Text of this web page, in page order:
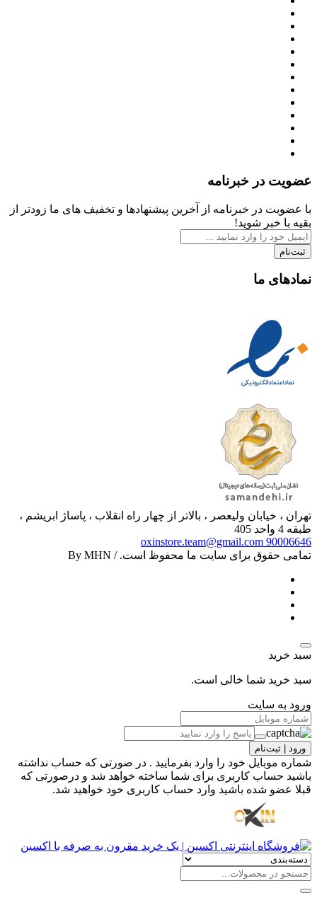
عضویت در خبرنامه
با عضویت در خبرنامه از آخرین پیشنهادها و تخفیف های ما زودتر از
بقیه با خبر شوید!
ثبت‌نام
نمادهای ما
تهران ، خیابان ولیعصر ، بالاتر از چهار راه انقلاب ، پاساژ ابریشم ،
طبقه 4 واحد 405
90006646
oxinstore.team@gmail.com
تمامی حقوق برای سایت ما محفوظ است. / By MHN
سبد خرید
سبد خرید شما خالی است.
ورود به سایت
ورود | ثبت‌نام
شماره موبایل خود را وارد بفرمایید . در صورتی که حساب نداشته
باشید حساب کاربری برای شما ساخته خواهد شد و درصورتی که
قبلا عضو شده باشید وارد حساب کاربری خود خواهید شد.